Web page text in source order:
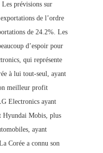
prévisions sur
de l’ordre
de 24.2%. Les
d’espoir pour
qui représente
à lui tout-seul, ayant
meilleur profit
Electronics ayant
Hyundai Mobis, plus
ayant
Corée a connu son